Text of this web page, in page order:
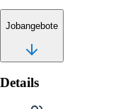
Jobangebote
Details